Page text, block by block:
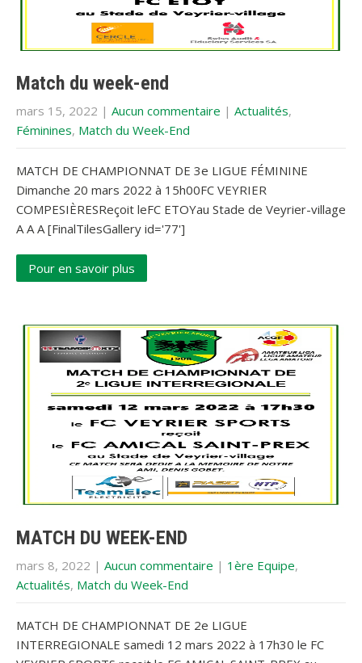
Match du week-end
mars 15, 2022 | Aucun commentaire | Actualités,
Féminines, Match du Week-End
MATCH DE CHAMPIONNAT DE 3e LIGUE FÉMININE
Dimanche 20 mars 2022 à 15h00FC VEYRIER
COMPESIÈRESReçoit leFC ETOYau Stade de Veyrier-village
A A A [FinalTilesGallery id='77']
Pour en savoir plus
MATCH DU WEEK-END
mars 8, 2022 | Aucun commentaire | 1ère Equipe,
Actualités, Match du Week-End
MATCH DE CHAMPIONNAT DE 2e LIGUE
INTERREGIONALE samedi 12 mars 2022 à 17h30 le FC